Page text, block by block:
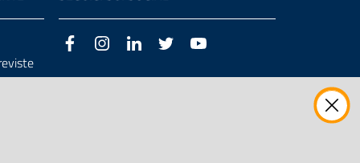
CE
FacebookInstagramLinkedIn Twitter